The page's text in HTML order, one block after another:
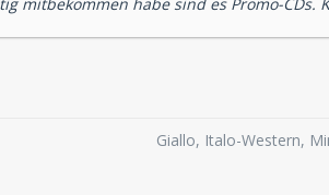
Giallo, Italo-Western,